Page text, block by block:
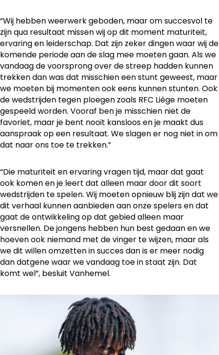
“Wij hebben weerwerk geboden, maar om succesvol te
zijn qua resultaat missen wij op dit moment maturiteit,
ervaring en leiderschap. Dat zijn zeker dingen waar wij de
komende periode aan de slag mee moeten gaan. Als we
vandaag de voorsprong over de streep hadden kunnen
trekken dan was dat misschien een stunt geweest, maar
we moeten bij momenten ook eens kunnen stunten. Ook
de wedstrijden tegen ploegen zoals RFC Liège moeten
gespeeld worden. Vooraf ben je misschien niet de
favoriet, maar je bent nooit kansloos en je maakt dus
aanspraak op een resultaat. We slagen er nog niet in om
dat naar ons toe te trekken.”
“Die maturiteit en ervaring vragen tijd, maar dat gaat
ook komen en je leert dat alleen maar door dit soort
wedstrijden te spelen. Wij moeten opnieuw blij zijn dat we
dit verhaal kunnen aanbieden aan onze spelers en dat
gaat de ontwikkeling op dat gebied alleen maar
versnellen. De jongens hebben hun best gedaan en we
hoeven ook niemand met de vinger te wijzen, maar als
we dit willen omzetten in succes dan is er meer nodig
dan datgene waar we vandaag toe in staat zijn. Dat
komt wel”, besluit Vanhemel.